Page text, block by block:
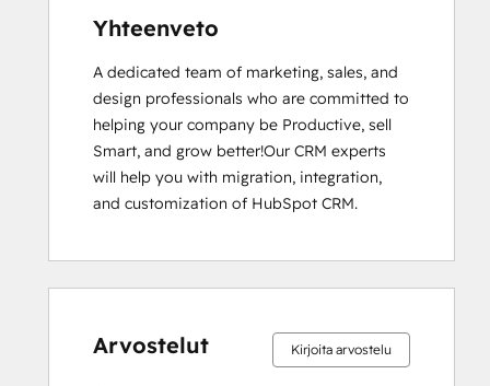
HubSpot Marketing Hub Software
HubSpot Sales Hub Software
Certification
HubSpot Solutions Partner
Inbound Marketing
Inbound Sales
Service Hub Software
Yhteenveto
A dedicated team of marketing, sales, and
design professionals who are committed to
helping your company be Productive, sell
Smart, and grow better!Our CRM experts
will help you with migration, integration,
and customization of HubSpot CRM.
Arvostelut Kirjoita arvostelu